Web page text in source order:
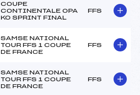
COUPE
CONTINENTALE OPA
KO SPRINT FINAL
FFS
SAMSE NATIONAL
TOUR FFS 1 COUPE
DE FRANCE
FFS
SAMSE NATIONAL
TOUR FFS 1 COUPE
DE FRANCE
FFS